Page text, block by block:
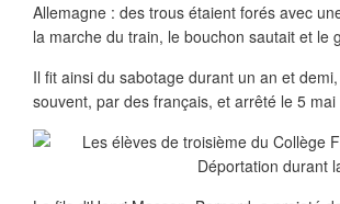
Allemagne : des trous étaient forés avec
la marche du train, le bouchon sautait et le
Il fit ainsi du sabotage durant un an et
souvent, par des français, et arrêté le 5